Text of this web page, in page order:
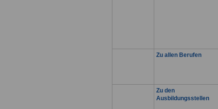
Zu allen Berufen
Zu den
Ausbildungsstellen